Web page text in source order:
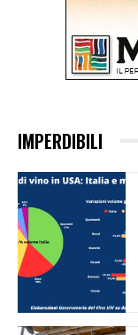
IMPERDIBILI